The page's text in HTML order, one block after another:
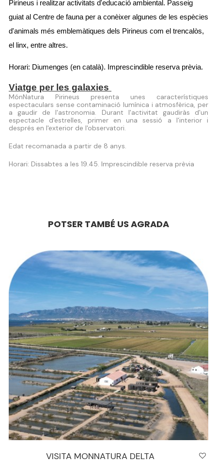
Pirineus i realitzar activitats d'educació ambiental. Passeig
guiat al Centre de fauna per a conèixer algunes de les espècies
d'animals més emblemàtiques dels Pirineus com el trencalòs,
el linx, entre altres.
Horari: Diumenges (en català). Imprescindible reserva prèvia.
Viatge per les galaxies
MónNatura Pirineus presenta unes característiques
espectaculars sense contaminació lumínica i atmosfèrica, per
a gaudir de l'astronomia. Durant l'activitat gaudiràs d'un
espectacle d'estrelles, primer en una sessió a l'interior i
després en l'exterior de l'observatori.
Edat recomanada a partir de 8 anys.
Horari: Dissabtes a les 19.45. Imprescindible reserva prèvia
POTSER TAMBÉ US AGRADA
VISITA MONNATURA DELTA
‹ ›